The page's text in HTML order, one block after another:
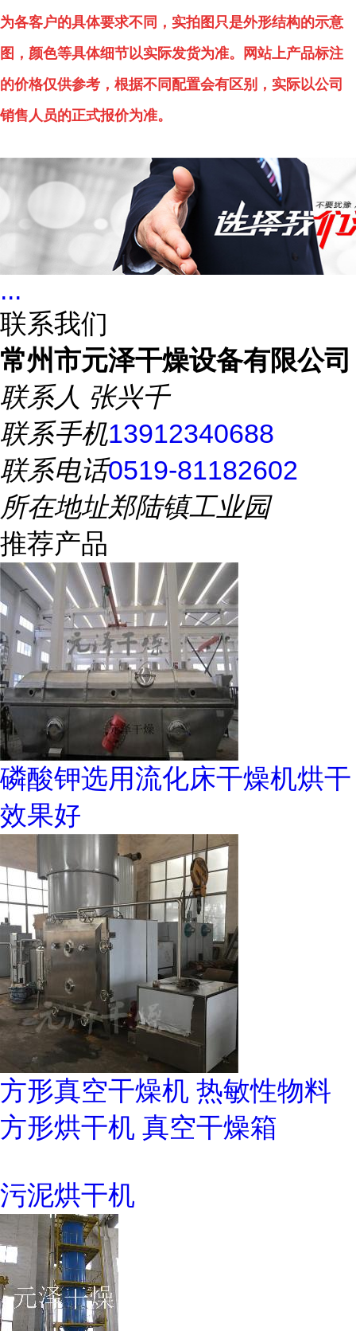
为各客户的具体要求不同，实拍图只是外形结构的示意
图，颜色等具体细节以实际发货为准。网站上产品标注
的价格仅供参考，根据不同配置会有区别，实际以公司
销售人员的正式报价为准。
...
联系我们
常州市元泽干燥设备有限公司
联系人 张兴千
联系手机13912340688
联系电话0519-81182602
所在地址郑陆镇工业园
推荐产品
磷酸钾选用流化床干燥机烘干
效果好
方形真空干燥机 热敏性物料
方形烘干机 真空干燥箱
污泥烘干机